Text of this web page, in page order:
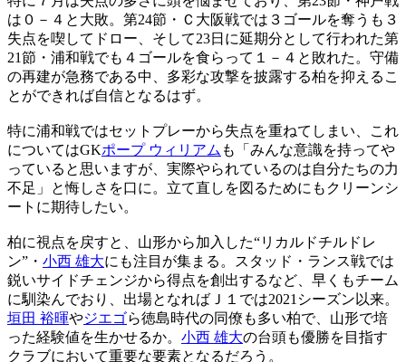
は０－４と大敗。第24節・Ｃ大阪戦では３ゴールを奪うも３
失点を喫してドロー、そして23日に延期分として行われた第
21節・浦和戦でも４ゴールを食らって１－４と敗れた。守備
の再建が急務である中、多彩な攻撃を披露する柏を抑えるこ
とができれば自信となるはず。
特に浦和戦ではセットプレーから失点を重ねてしまい、これ
についてはGKポープ ウィリアム も「みんな意識を持ってや
っていると思いますが、実際やられているのは自分たちの力
不足」と悔しさを口に。立て直しを図るためにもクリーンシ
ートに期待したい。
柏に視点を戻すと、山形から加入した“リカルドチルドレ
ン”・ 小西 雄大にも注目が集まる。スタッド・ランス戦では
鋭いサイドチェンジから得点を創出するなど、早くもチーム
に馴染んでおり、出場となればＪ１では2021シーズン以来。
垣田 裕暉やジエゴら徳島時代の同僚も多い柏で、山形で培
った経験値を生かせるか。 小西 雄大の台頭も優勝を目指す
クラブにおいて重要な要素となるだろう。